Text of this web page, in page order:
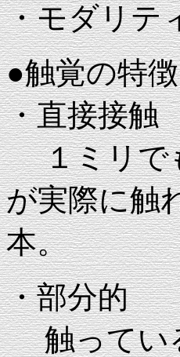
・モダリテ
●触覚の特徴
・直接接触
１ミリで
が実際に触
本。
・部分的
触っている